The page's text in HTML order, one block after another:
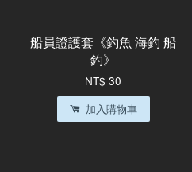
船員證護套《釣魚 海釣 船
釣》
NT$ 30
加入購物車